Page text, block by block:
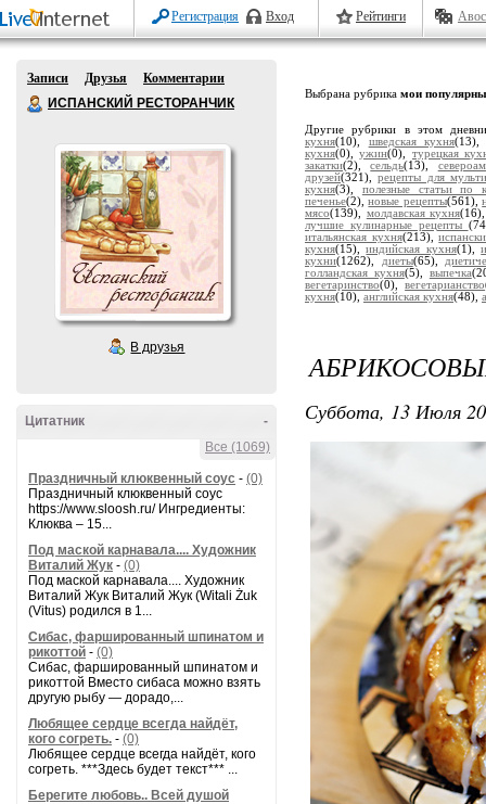
Регистрация Вход Рейтинги
Записи Друзья
Комментарии
ИСПАНСКИЙ РЕСТОРАНЧИК
В друзья
-
Цитатник
Все (1069)
Праздничный клюквенный соус - (0)
Праздничный клюквенный соус
https://www.sloosh.ru/ Ингредиенты:
Клюква – 15...
Под маской карнавала.... Художник
Виталий Жук - (0)
Под маской карнавала.... Художник
Виталий Жук Виталий Жук (Witali Żuk
(Vitus) родился в 1...
Сибас, фаршированный шпинатом и
рикоттой - (0)
Сибас, фаршированный шпинатом и
рикоттой Вместо сибаса можно взять
другую рыбу — дорадо,...
Любящее сердце всегда найдёт,
кого согреть. - (0)
Любящее сердце всегда найдёт, кого
согреть. ***Здесь будет текст*** ...
Берегите любовь.. Всей душой
Выбрана рубрика мои
Другие рубрики в этом
кухня(10), шведская кухня
кухня(0),ужин(0), турецкая
закатки(2),сельдь(13),
друзей(321),рецепты для
кухня(3), полезные статьи по
печенье(2),новые рецепты(561),
мясо(139), молдавская кухня
лучшие кулинарные рецепты
итальянская кухня(213),
кухня(15),индийская кухня(1),
кухни(1262), диеты(65),
голландская кухня(5), выпечка
вегетаринство(0),вегетарианство
кухня(10), английская кухня(48),
Суббота, 13 Июля